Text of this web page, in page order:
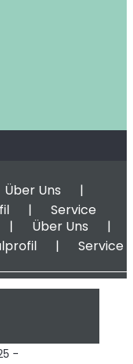
Über Uns
Service
Über Uns
Service
-